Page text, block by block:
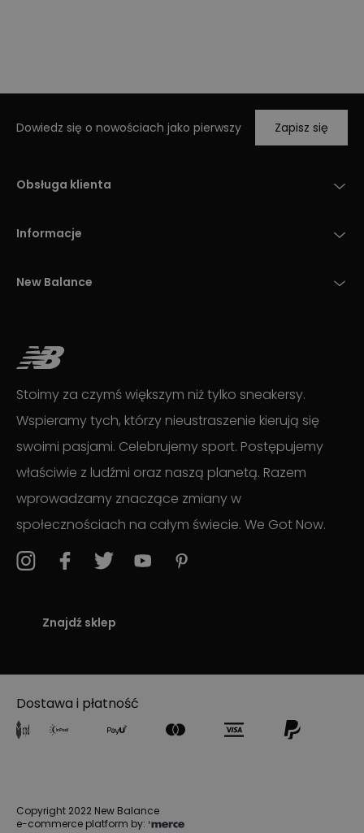
Dowiedz się o nowościach jako pierwszy Zapisz się
Obsługa klienta
Informacje
New Balance
Stoimy za czymś większym niż tylko sneakersy.
Wspieramy tych, którzy nieustraszenie kierują się
swoimi pasjami. Celebrujemy sport. Postępujemy
właściwie z ludźmi oraz naszą planetą. Razem
wprowadzamy znaczące zmiany w
społecznościach na całym świecie. We Got Now.
Znajdź sklep
Dostawa i płatność
Copyright 2022 New Balance
e-commerce platform by: